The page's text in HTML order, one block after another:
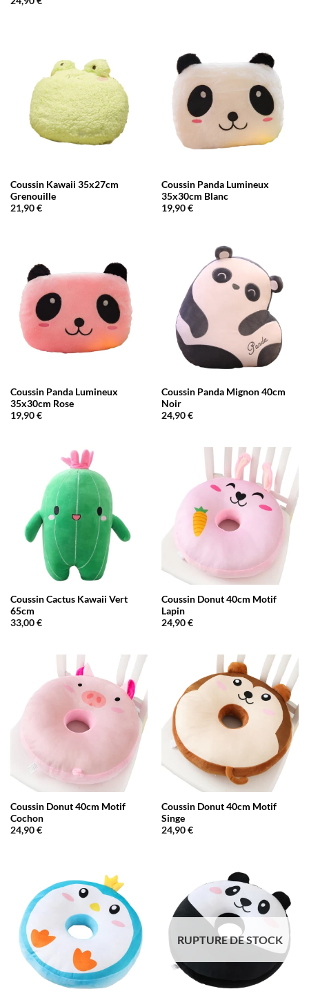
Coussin Kawaii 35x27cm
Grenouille
21,90€
Coussin Panda Lumineux
35x30cm Blanc
19,90€
Coussin Panda Lumineux
35x30cm Rose
19,90€
Coussin Panda Mignon 40cm
Noir
24,90€
Coussin Cactus Kawaii Vert
65cm
33,00€
Coussin Donut 40cm Motif
Lapin
24,90€
Coussin Donut 40cm Motif
Cochon
24,90€
Coussin Donut 40cm Motif
Singe
24,90€
RUPTURE DE STOCK